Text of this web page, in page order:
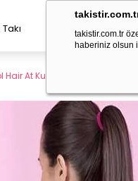
takistir.com.tr
haberiniz olsun
Erkek Takı
Hair At Kuyruğu Saç Modeli